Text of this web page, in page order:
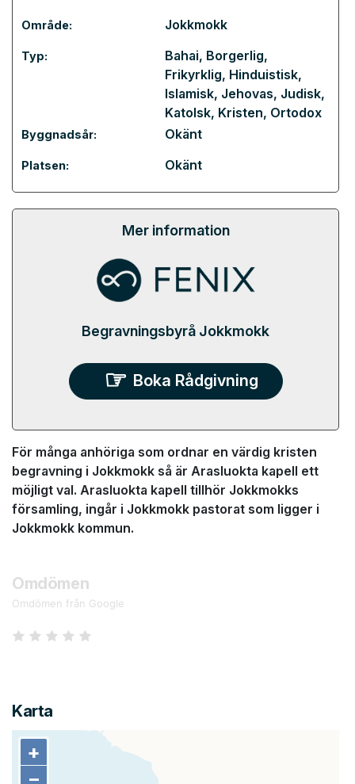
Område: Jokkmokk
Typ: Bahai, Borgerlig,
Frikyrklig, Hinduistisk,
Islamisk, Jehovas, Judisk,
Katolsk, Kristen, Ortodox
Byggnadsår: Okänt
Platsen: Okänt
Mer information
Begravningsbyrå Jokkmokk
Boka Rådgivning
För många anhöriga som ordnar en värdig kristen
begravning i Jokkmokk så är Arasluokta kapell ett
möjligt val. Arasluokta kapell tillhör Jokkmokks
församling, ingår i Jokkmokk pastorat som ligger i
Jokkmokk kommun.
Omdömen
Omdömen från Google
Karta
+
−
+
−